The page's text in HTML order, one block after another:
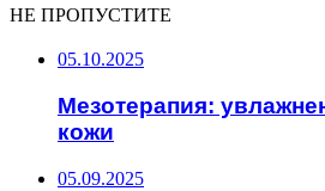
НЕ ПРОПУСТИТЕ
05.10.2025
Мезотерапия:
кожи
05.09.2025